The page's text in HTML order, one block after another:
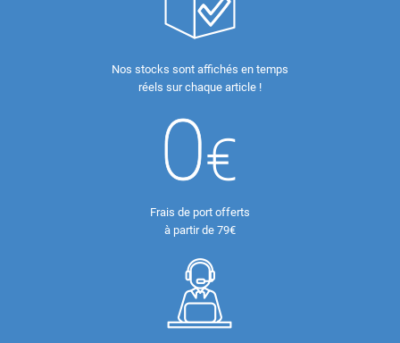
Nos stocks sont affichés en temps
réels sur chaque article !
Frais de port offerts
à partir de 79€